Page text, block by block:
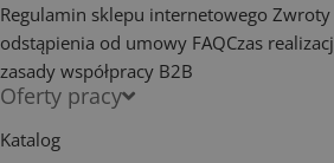
Regulamin sklepu internetowego Zwroty
odstąpienia od umowy FAQCzas
zasady współpracy B2B
Oferty pracy
Katalog